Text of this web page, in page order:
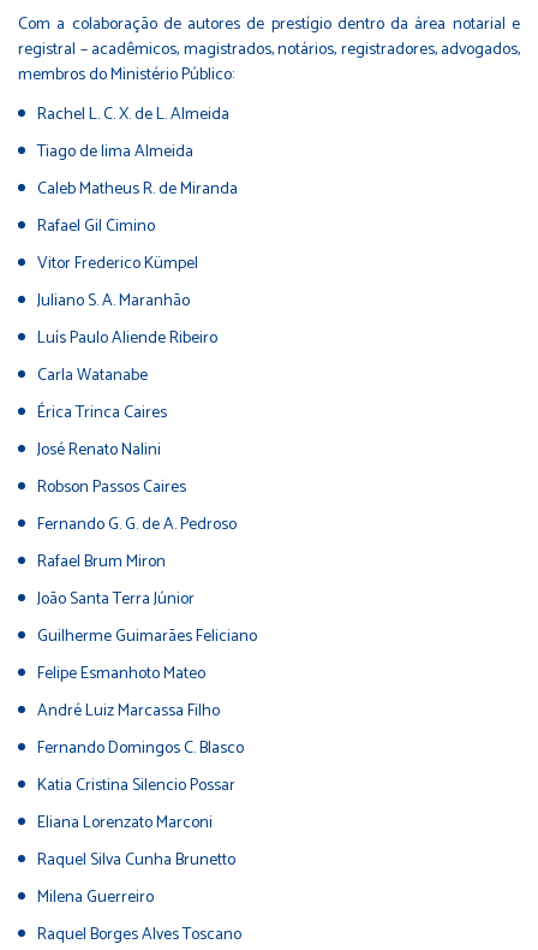
Com a colaboração de autores de prestígio dentro da área notarial e
registral – acadêmicos, magistrados, notários, registradores, advogados,
membros do Ministério Público:
Rachel L. C. X. de L. Almeida
Tiago de lima Almeida
Caleb Matheus R. de Miranda
Rafael Gil Cimino
Vitor Frederico Kümpel
Juliano S. A. Maranhão
Luís Paulo Aliende Ribeiro
Carla Watanabe
Érica Trinca Caires
José Renato Nalini
Robson Passos Caires
Fernando G. G. de A. Pedroso
Rafael Brum Miron
João Santa Terra Júnior
Guilherme Guimarães Feliciano
Felipe Esmanhoto Mateo
André Luiz Marcassa Filho
Fernando Domingos C. Blasco
Katia Cristina Silencio Possar
Eliana Lorenzato Marconi
Raquel Silva Cunha Brunetto
Milena Guerreiro
Raquel Borges Alves Toscano